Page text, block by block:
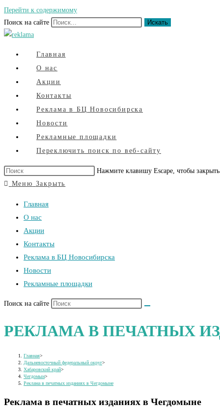
Перейти к содержимому
Поиск на сайте
Искать
Главная
О нас
Акции
Контакты
Реклама в БЦ Новосибирска
Новости
Рекламные площадки
Переключить поиск по веб-сайту
Нажмите клавишу Escape, чтобы
Меню Закрыть
Главная
О нас
Акции
Контакты
Реклама в БЦ Новосибирска
Новости
Рекламные площадки
Поиск на сайте
РЕКЛАМА В ПЕЧАТНЫХ
Главная>
Дальневосточный федеральный округ>
Хабаровский край>
Чегдомын>
Реклама в печатных изданиях в Чегдомыне
Реклама в печатных изданиях в Чегдомыне